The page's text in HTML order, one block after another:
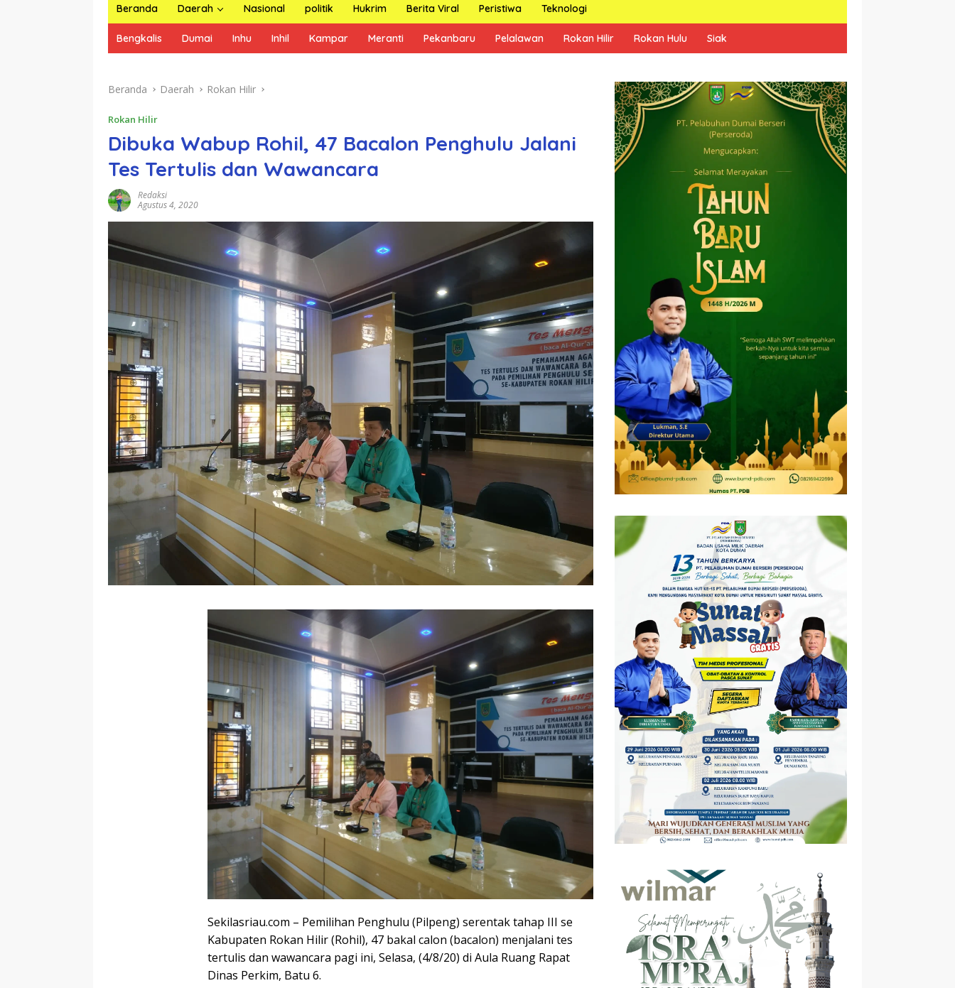
Beranda Daerah Nasional politik Hukrim Berita Viral Peristiwa Teknologi
Bengkalis Dumai Inhu Inhil Kampar Meranti Pekanbaru Pelalawan Rokan Hilir Rokan Hulu Siak
Beranda Daerah Rokan Hilir
Rokan Hilir
Dibuka Wabup Rohil, 47 Bacalon Penghulu Jalani
Tes Tertulis dan Wawancara
Redaksi
Agustus 4, 2020
Sekilasriau.com – Pemilihan Penghulu (Pilpeng) serentak tahap III se
Kabupaten Rokan Hilir (Rohil), 47 bakal calon (bacalon) menjalani tes
tertulis dan wawancara pagi ini, Selasa, (4/8/20) di Aula Ruang Rapat
Dinas Perkim, Batu 6.